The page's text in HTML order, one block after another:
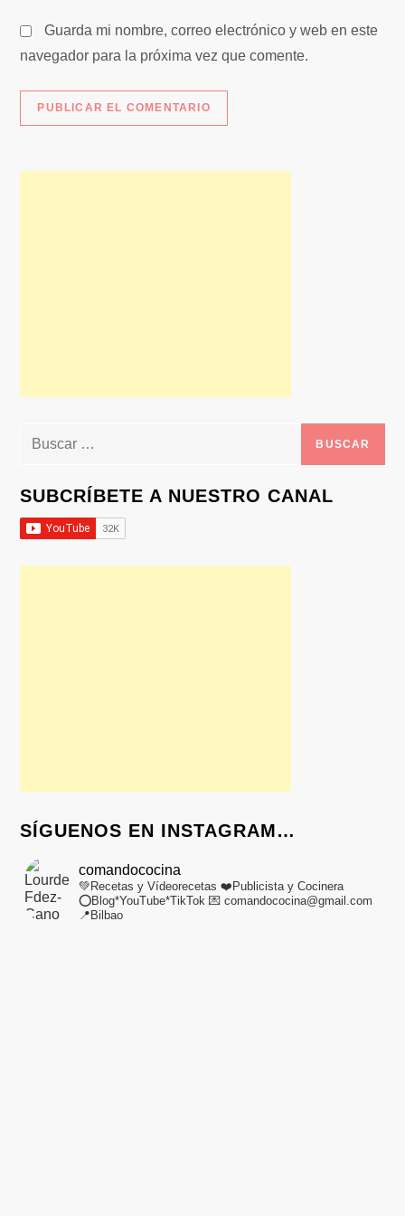
s
Guarda mi nombre, correo electrónico y web en este
navegador para la próxima vez que comente.
Buscar:
SUBCRÍBETE A NUESTRO CANAL
SÍGUENOS EN INSTAGRAM…
comandococina
💚Recetas y Vídeorecetas ❤️Publicista y Cocinera
⭕Blog*YouTube*TikTok 💌 comandococina@gmail.com
📍Bilbao